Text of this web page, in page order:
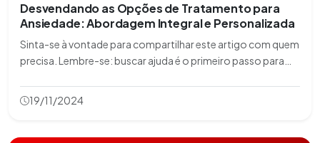
Desvendando as Opções de Tratamento para
Ansiedade: Abordagem Integral e Personalizada
Sinta-se à vontade para compartilhar este artigo com quem
precisa. Lembre-se: buscar ajuda é o primeiro passo para
19/11/2024